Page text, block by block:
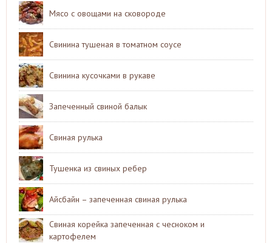
Мясо с овощами на сковороде
Свинина тушеная в томатном соусе
Свинина кусочками в рукаве
Запеченный свиной балык
Свиная рулька
Тушенка из свиных ребер
Айсбайн – запеченная свиная рулька
Свиная корейка запеченная с чесноком и
картофелем